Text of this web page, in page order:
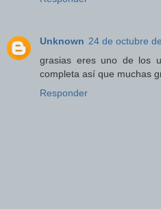
Unknown 24 de octubre
grasias eres uno de los
completa así que muchas
Responder